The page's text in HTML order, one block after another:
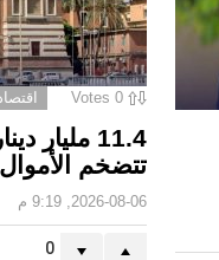
0
Votes اقتصاد
تتضخم
2026-08-06, 9:19 م
0